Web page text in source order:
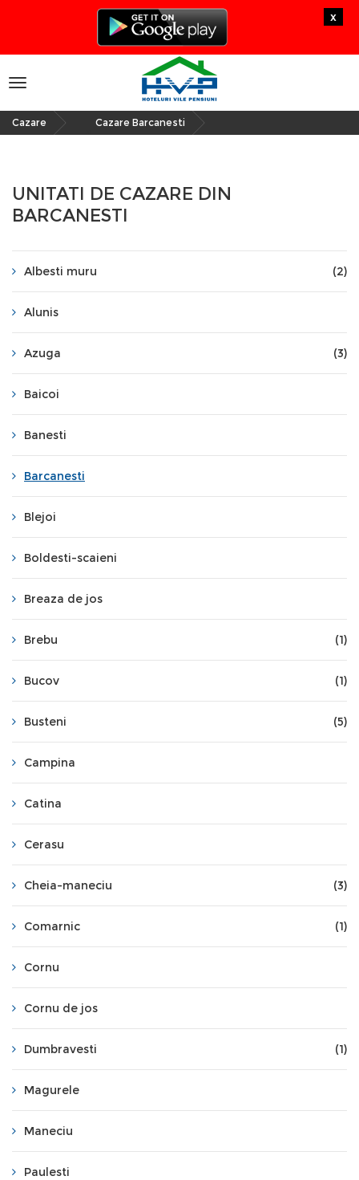
x
Toggle
navigation
Cazare Cazare Barcanesti
UNITATI DE CAZARE DIN
BARCANESTI
Albesti muru (2)
Alunis
Azuga (3)
Baicoi
Banesti
Barcanesti
Blejoi
Boldesti-scaieni
Breaza de jos
Brebu (1)
Bucov (1)
Busteni (5)
Campina
Catina
Cerasu
Cheia-maneciu (3)
Comarnic (1)
Cornu
Cornu de jos
Dumbravesti (1)
Magurele
Maneciu
Paulesti